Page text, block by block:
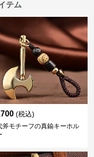
テム
(税込)
斧モチーフの真鍮キーホル